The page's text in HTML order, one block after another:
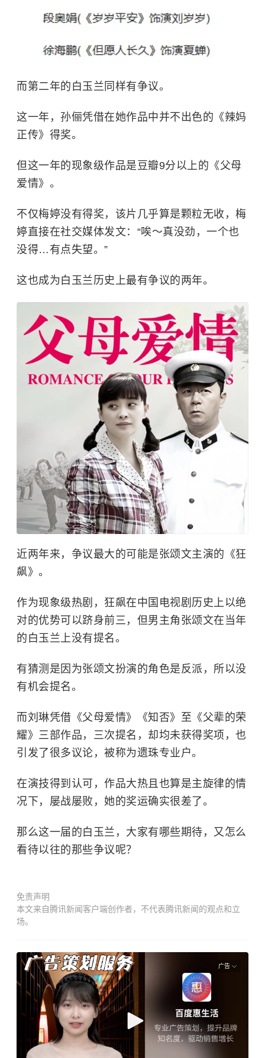
而第二年的白玉兰同样有争议。
这一年，孙俪凭借在她作品中并不出色的《辣妈
正传》得奖。
但这一年的现象级作品是豆瓣9分以上的《父母
爱情》。
不仅梅婷没有得奖，该片几乎算是颗粒无收，梅
婷直接在社交媒体发文：“唉～真没劲，一个也
没得…有点失望。”
这也成为白玉兰历史上最有争议的两年。
近两年来，争议最大的可能是张颂文主演的《狂
飙》。
作为现象级热剧，狂飙在中国电视剧历史上以绝
对的优势可以跻身前三，但男主角张颂文在当年
的白玉兰上没有提名。
有猜测是因为张颂文扮演的角色是反派，所以没
有机会提名。
而刘琳凭借《父母爱情》《知否》至《父辈的荣
耀》三部作品，三次提名，却均未获得奖项，也
引发了很多议论，被称为遗珠专业户。
在演技得到认可，作品大热且也算是主旋律的情
况下，屡战屡败，她的奖运确实很差了。
那么这一届的白玉兰，大家有哪些期待，又怎么
看待以往的那些争议呢？
免责声明
本文来自腾讯新闻客户端创作者，不代表腾讯新闻的观点和立
场。
广告